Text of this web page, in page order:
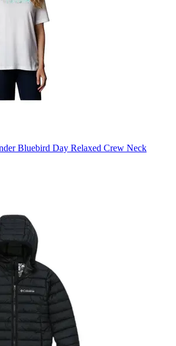
Bluebird Day Relaxed Crew Neck